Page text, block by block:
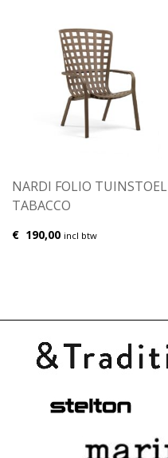
NARDI FOLIO TUINSTOEL
TABACCO
€ 190,00 incl btw